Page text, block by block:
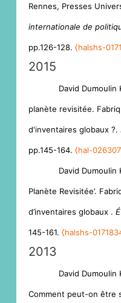
Rennes, Presses
internationale de
pp.126-128. ⟨halshs-
2015
David Dumoulin
planète revisitée.
d'inventaires globaux ?.
pp.145-164. ⟨hal-
David Dumoulin
Planète Revisitée’.
d’inventaires globaux .
145-161. ⟨halshs-
2013
David Dumoulin
Comment peut-on être